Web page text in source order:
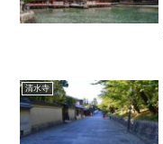
清水寺